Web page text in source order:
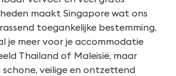
maakt Singapore wat ons
toegankelijke bestemming.
je meer voor je accommodatie
Thailand of Maleisië, maar
schone, veilige en ontzettend